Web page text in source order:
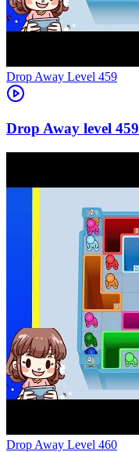
Level 459
459
Level 460